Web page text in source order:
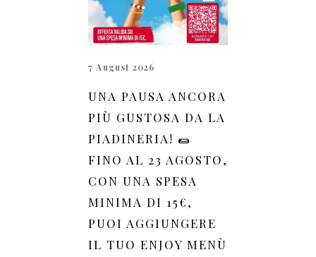
7 August 2026
UNA PAUSA ANCORA
PIÙ GUSTOSA DA LA
PIADINERIA! 🌯
FINO AL 23 AGOSTO,
CON UNA SPESA
MINIMA DI 15€,
PUOI AGGIUNGERE
IL TUO ENJOY MENÙ